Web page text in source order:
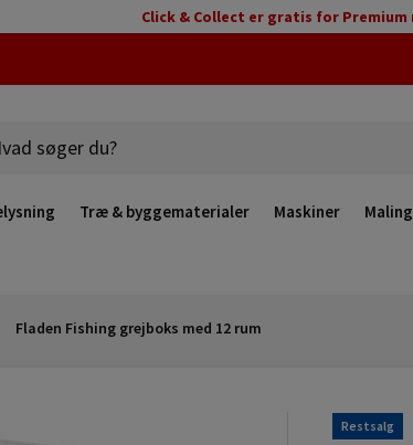
Click & Collect er gratis for Premium
Træ & byggematerialer Maskiner
Fladen Fishing grejboks med 12 rum
Restsalg